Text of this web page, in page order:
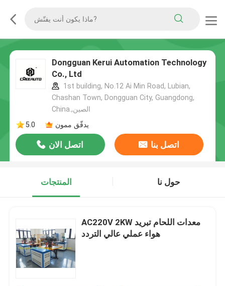
Dongguan Kerui Automation Technology
Co., Ltd
1st building, No.12 Ai Min Road, Lubian,
Chashan Town, Dongguan City, Guangdong,
China.,الصين
5.0
يدقّق ممون
اتصل الان اتصل بنا
المنتجات حول نا
AC220V 2KW معدات اللحام تبريد
هواء عملي عالي التردد